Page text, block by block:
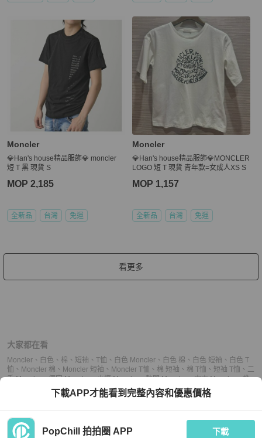
Moncler
💎Han's house精品服飾💎 moncler
短 T 黑 現貨 S
MOP 2,185
全新品 台灣 免運
Moncler
💎Han's house精品服飾💎MONCLER
LOGO 短 T 現貨 青年款=女成人XS S
MOP 1,157
全新品 台灣 免運
看更多
大家都在看
Moncler 、 白色 、 棉 、 短袖 、 T恤 、 白色 Moncler 、 白色 棉 、 白色 短袖 、 白色 T
恤 、 Moncler 棉 、 Moncler 短袖 、 Moncler T恤 、 棉 短袖 、 棉 T恤 、 短袖 T恤 、 二
手 Moncler、便宜 Moncler、小資 Moncler、熱門 Moncler、中古 Moncler、推
二手 短袖、便宜 短袖、小資 短袖 、熱門 短袖、中古 短袖
、便宜 T恤 、小資 T恤、熱門 T恤、中古 T恤、推薦 T恤
下載APP才能看到完整內容和優惠價格
PopChill 拍拍圈 APP 下載